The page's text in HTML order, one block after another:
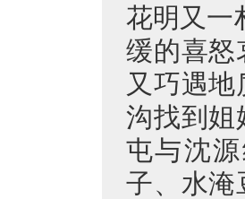
花明又一
缓的喜怒
又巧遇
沟找到姐
屯与沈
子、水淹